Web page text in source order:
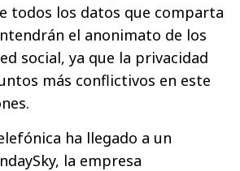
todos los datos que comparta
el anonimato de los
social, ya que la privacidad
más conflictivos en este
ha llegado a un
la empresa